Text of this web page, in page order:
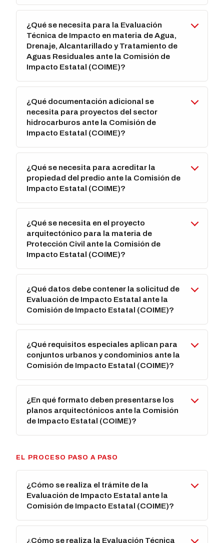
¿Qué se necesita para la Evaluación
Técnica de Impacto en materia de Agua,
Drenaje, Alcantarillado y Tratamiento de
Aguas Residuales ante la Comisión de
Impacto Estatal (COIME)?
¿Qué documentación adicional se
necesita para proyectos del sector
hidrocarburos ante la Comisión de
Impacto Estatal (COIME)?
¿Qué se necesita para acreditar la
propiedad del predio ante la Comisión de
Impacto Estatal (COIME)?
¿Qué se necesita en el proyecto
arquitectónico para la materia de
Protección Civil ante la Comisión de
Impacto Estatal (COIME)?
¿Qué datos debe contener la solicitud de
Evaluación de Impacto Estatal ante la
Comisión de Impacto Estatal (COIME)?
¿Qué requisitos especiales aplican para
conjuntos urbanos y condominios ante la
Comisión de Impacto Estatal (COIME)?
¿En qué formato deben presentarse los
planos arquitectónicos ante la Comisión
de Impacto Estatal (COIME)?
EL PROCESO PASO A PASO
¿Cómo se realiza el trámite de la
Evaluación de Impacto Estatal ante la
Comisión de Impacto Estatal (COIME)?
¿Cómo se realiza la Evaluación Técnica